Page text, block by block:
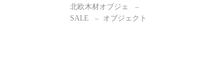
北欧木材オブジェ
SALE
オブジェクト